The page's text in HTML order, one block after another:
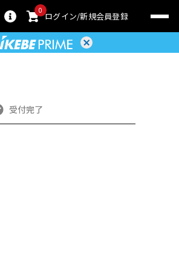
0
ログイン 新規会員登録
受付完了